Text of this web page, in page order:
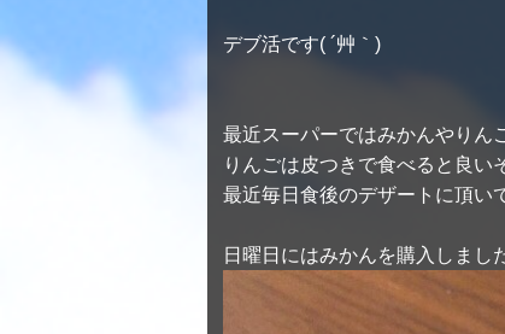
デブ活です( ´艸｀)
最近スーパーではみかんやりん
りんごは皮つきで食べると良い
最近毎日食後のデザートに頂い
日曜日にはみかんを購入しまし